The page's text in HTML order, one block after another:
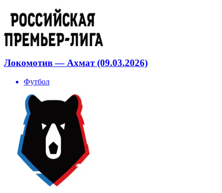
Локомотив — Ахмат (09.03.2026)
Футбол